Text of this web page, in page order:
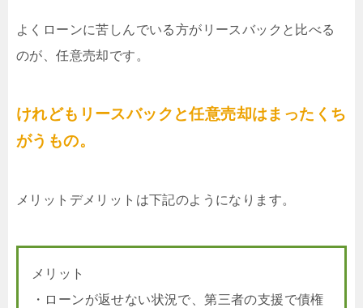
よくローンに苦しんでいる方がリースバックと比べる
のが、任意売却です。
けれどもリースバックと任意売却はまったくち
がうもの。
メリットデメリットは下記のようになります。
メリット
・ローンが返せない状況で、第三者の支援で債権